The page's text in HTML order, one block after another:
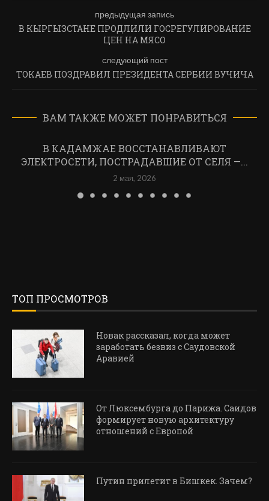
предыдущая запись
В КЫРГЫЗСТАНЕ ПРОДЛИЛИ ГОСРЕГУЛИРОВАНИЕ
ЦЕН НА МЯСО
следующий пост
ТОКАЕВ ПОЗДРАВИЛ ПРЕЗИДЕНТА СЕРБИИ ВУЧИЧА
ВАМ ТАКЖЕ МОЖЕТ ПОНРАВИТЬСЯ
В КАДАМЖАЕ ВОССТАНАВЛИВАЮТ
ЭЛЕКТРОСЕТИ, ПОСТРАДАВШИЕ ОТ СЕЛЯ —...
2 мая, 2026
ТОП ПРОСМОТРОВ
Новак рассказал, когда может
заработать безвиз с Саудовской
Аравией
От Люксембурга до Парижа. Саидов
формирует новую архитектуру
отношений с Европой
Путин прилетит в Бишкек. Зачем?